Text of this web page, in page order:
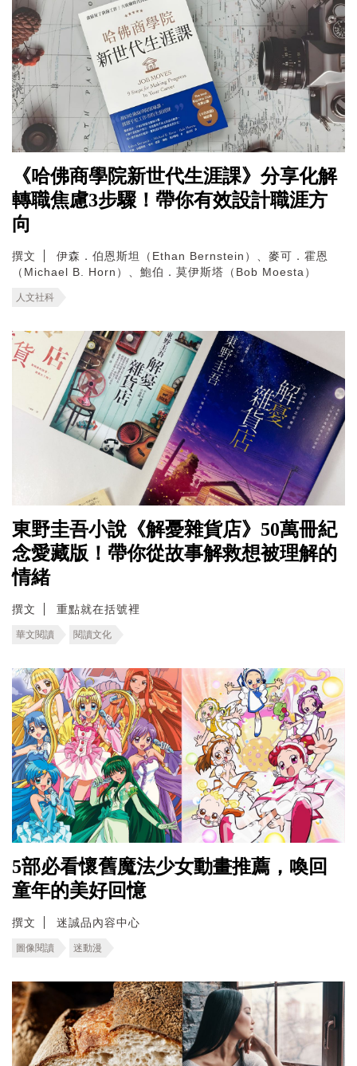
《哈佛商學院新世代生涯課》分享化解
轉職焦慮3步驟！帶你有效設計職涯方
向
撰文
伊森．伯恩斯坦（Ethan Bernstein）、麥可．霍恩
（Michael B. Horn）、鮑伯．莫伊斯塔（Bob Moesta）
人文社科
東野圭吾小說《解憂雜貨店》50萬冊紀
念愛藏版！帶你從故事解救想被理解的
情緒
撰文 重點就在括號裡
華文閱讀 閱讀文化
5部必看懷舊魔法少女動畫推薦，喚回
童年的美好回憶
撰文 迷誠品內容中心
圖像閱讀 迷動漫